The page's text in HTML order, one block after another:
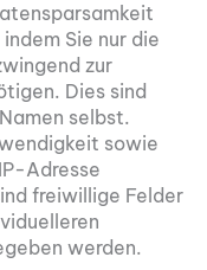
Sie nur die
zur
Dies sind
selbst.
sowie
Adresse
freiwillige Felder
werden.